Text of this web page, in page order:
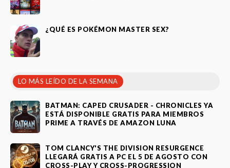
¿QUÉ ES POKÉMON MASTER SEX?
LO MÁS LEÍDO DE LA SEMANA
BATMAN: CAPED CRUSADER - CHRONICLES YA
ESTÁ DISPONIBLE GRATIS PARA MIEMBROS
PRIME A TRAVÉS DE AMAZON LUNA
TOM CLANCY'S THE DIVISION RESURGENCE
LLEGARÁ GRATIS A PC EL 5 DE AGOSTO CON
CROSS-PLAY Y CROSS-PROGRESSION